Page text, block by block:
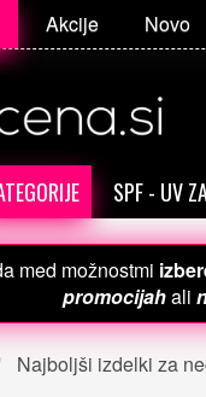
Akcije Novo
SPF - UV
med možnostmi
promocijahali
Najboljši izdelki za